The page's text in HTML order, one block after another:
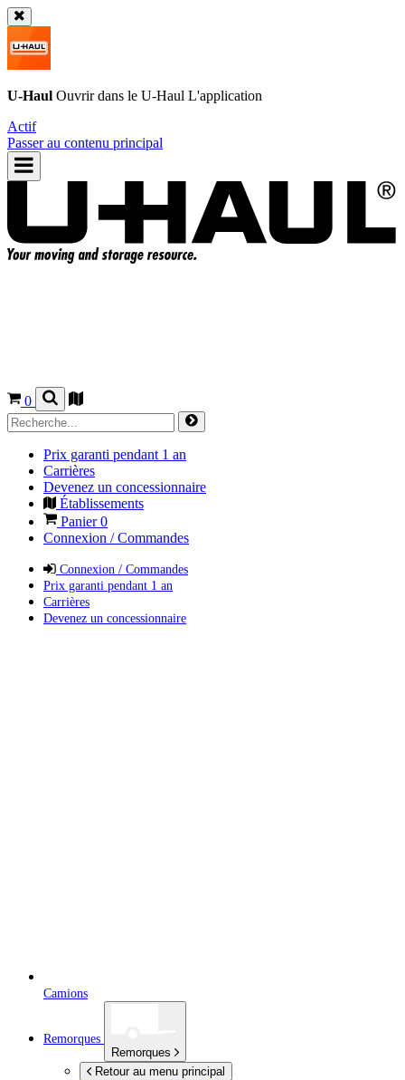
U-Haul Ouvrir dans le U-Haul L'application
Actif
Passer au contenu principal
0
Prix garanti pendant 1 an
Carrières
Devenez un concessionnaire
Établissements
Panier0
Connexion / Commandes
Connexion / Commandes
Prix garanti pendant 1 an
Carrières
Devenez un concessionnaire
Camions
Remorques
Remorques
Retour au menu principal